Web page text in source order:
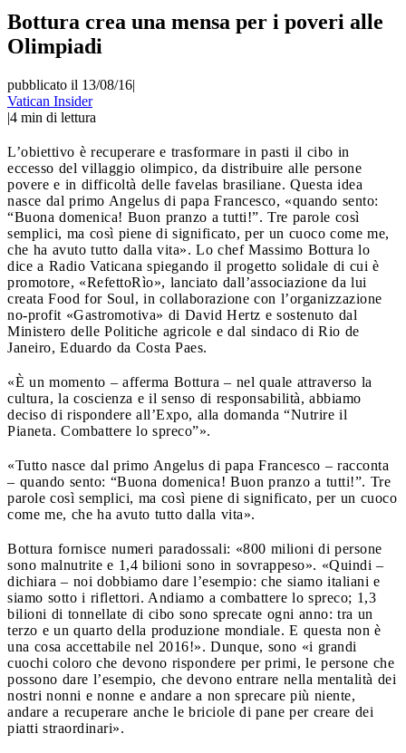
Bottura crea una mensa per i poveri alle
Olimpiadi
pubblicato il 13/08/16|
Vatican Insider
|4 min di lettura
L’obiettivo è recuperare e trasformare in pasti il cibo in
eccesso del villaggio olimpico, da distribuire alle persone
povere e in difficoltà delle favelas brasiliane. Questa idea
nasce dal primo Angelus di papa Francesco, «quando sento:
“Buona domenica! Buon pranzo a tutti!”. Tre parole così
semplici, ma così piene di significato, per un cuoco come me,
che ha avuto tutto dalla vita». Lo chef Massimo Bottura lo
dice a Radio Vaticana spiegando il progetto solidale di cui è
promotore, «RefettoRìo», lanciato dall’associazione da lui
creata Food for Soul, in collaborazione con l’organizzazione
no-profit «Gastromotiva» di David Hertz e sostenuto dal
Ministero delle Politiche agricole e dal sindaco di Rio de
Janeiro, Eduardo da Costa Paes.
«È un momento – afferma Bottura – nel quale attraverso la
cultura, la coscienza e il senso di responsabilità, abbiamo
deciso di rispondere all’Expo, alla domanda “Nutrire il
Pianeta. Combattere lo spreco”».
«Tutto nasce dal primo Angelus di papa Francesco – racconta
– quando sento: “Buona domenica! Buon pranzo a tutti!”. Tre
parole così semplici, ma così piene di significato, per un cuoco
come me, che ha avuto tutto dalla vita».
Bottura fornisce numeri paradossali: «800 milioni di persone
sono malnutrite e 1,4 bilioni sono in sovrappeso». «Quindi –
dichiara – noi dobbiamo dare l’esempio: che siamo italiani e
siamo sotto i riflettori. Andiamo a combattere lo spreco; 1,3
bilioni di tonnellate di cibo sono sprecate ogni anno: tra un
terzo e un quarto della produzione mondiale. E questa non è
una cosa accettabile nel 2016!». Dunque, sono «i grandi
cuochi coloro che devono rispondere per primi, le persone che
possono dare l’esempio, che devono entrare nella mentalità dei
nostri nonni e nonne e andare a non sprecare più niente,
andare a recuperare anche le briciole di pane per creare dei
piatti straordinari».